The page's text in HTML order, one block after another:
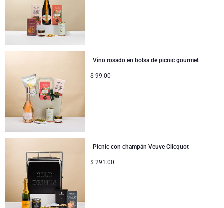
Vino rosado en bolsa de picnic gourmet
$ 99.00
Picnic con champán Veuve Clicquot
$ 291.00